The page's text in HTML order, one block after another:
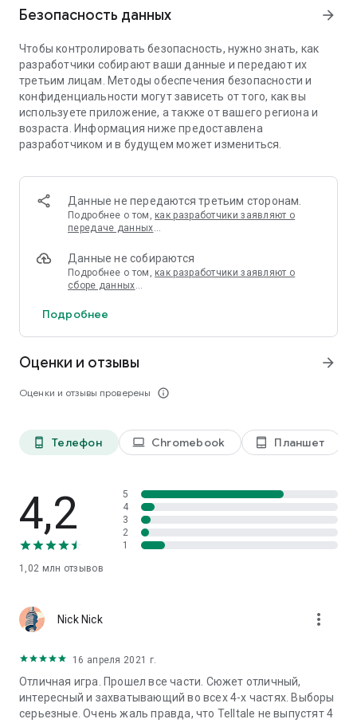
• Отлично воспроизводится на NVIDIA SHIELD
• Обладатель более 90 наград «Игра года»
специальный эпизод «400 дней»
• Выбор имеет значение: ваши решения меняют историю
вокруг вас
• Сэкономьте более 25% на дополнительных эпизодах,
купив Season Pass и получив доступ к эпизодам 2–5, а
также специальному эпизоду «400 дней» немедленно
СИСТЕМНЫЕ ТРЕБОВАНИЯ
Минимальные характеристики:
PowerVR SGX540 или Tegra 3
Процессор: двухъядерный 1 ГГц
Память: 1 ГБ
series, PowerVR SGX544 или Tegra 4
Процессор: четырехъядерный 1,5 ГГц
Память: 2 ГБ
Безопасность данных arrow_forward
Чтобы контролировать безопасность, нужно знать, как
разработчики собирают ваши данные и передают их
третьим лицам. Методы обеспечения безопасности и
конфиденциальности могут зависеть от того, как вы
используете приложение, а также от вашего региона и
возраста. Информация ниже предоставлена
разработчиком и в будущем может измениться.
Данные не передаются третьим сторонам.
Подробнее о том, как разработчики заявляют о
передаче данных…
Данные не собираются
Подробнее о том, как разработчики заявляют о
сборе данных…
Подробнее
Оценки и отзывы
Оценки и отзывы проверены info_outline
arrow_forward
phone_android Телефон laptop Chromebook tablet_android Планшет
4,2
1,02 млн отзывов
5
4
3
2
1
Nick Nick more_vert
16 апреля 2021 г.
Отличная игра. Прошел все части. Сюжет отличный,
интересный и захватывающий во всех 4-х частях. Выборы
серьезные. Очень жаль правда, что Telltale не выпустят 4